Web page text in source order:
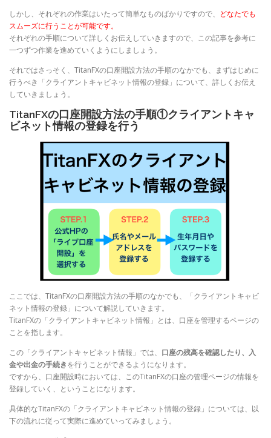
しかし、それぞれの作業はいたって簡単なものばかりですので、
どなたでも
スムーズに行うことが可能です。
それぞれの手順について詳しくお伝えしていきますので、この記事を参考に
一つずつ作業を進めていくようにしましょう。
それではさっそく、TitanFXの口座開設方法の手順のなかでも、まずはじめに
行うべき「クライアントキャビネット情報の登録」について、詳しくお伝え
していきましょう。
TitanFXの口座開設方法の手順①クライアントキャ
ビネット情報の登録を行う
ここでは、TitanFXの口座開設方法の手順のなかでも、「クライアントキャビ
ネット情報の登録」について解説していきます。
TitanFXの「クライアントキャビネット情報」とは、口座を管理するページの
ことを指します。
この「クライアントキャビネット情報」では、 口座の残高を確認したり、入
金や出金の手続きを行うことができるようになります。
ですから、口座開設時においては、このTitanFXの口座の管理ページの情報を
登録していく、ということになります。
具体的なTitanFXの「クライアントキャビネット情報の登録」については、以
下の流れに従って実際に進めていってみましょう。